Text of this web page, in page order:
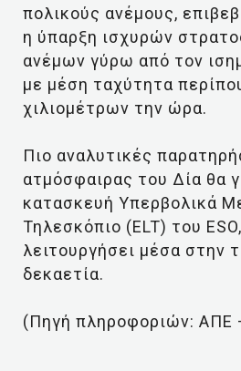
πολικούς ανέμους,
η ύπαρξη ισχυρών
ανέμων γύρω από τον
με μέση ταχύτητα
χιλιομέτρων την ώρα.
Πιο αναλυτικές
ατμόσφαιρας του Δία θα
κατασκευή Υπερβολικά
Τηλεσκόπιο (ELT) του
λειτουργήσει μέσα στην
δεκαετία.
(Πηγή πληροφοριών: ΑΠΕ